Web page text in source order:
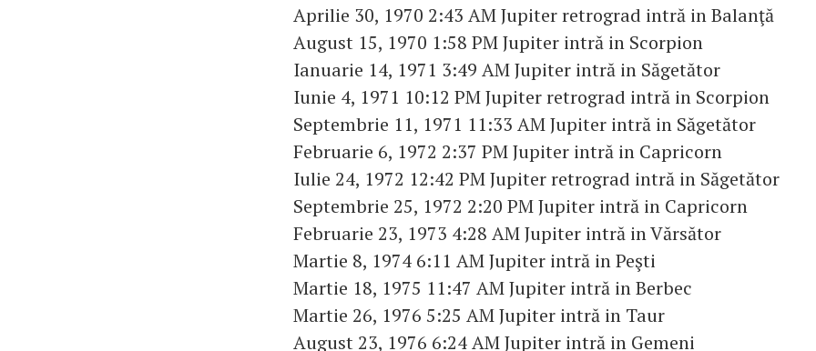
Aprilie 30, 1970 2:43 AM Jupiter retrograd intră in Balanţă
August 15, 1970 1:58 PM Jupiter intră in Scorpion
Ianuarie 14, 1971 3:49 AM Jupiter intră in Săgetător
Iunie 4, 1971 10:12 PM Jupiter retrograd intră in Scorpion
Septembrie 11, 1971 11:33 AM Jupiter intră in Săgetător
Februarie 6, 1972 2:37 PM Jupiter intră in Capricorn
Iulie 24, 1972 12:42 PM Jupiter retrograd intră in Săgetător
Septembrie 25, 1972 2:20 PM Jupiter intră in Capricorn
Februarie 23, 1973 4:28 AM Jupiter intră in Vărsător
Martie 8, 1974 6:11 AM Jupiter intră in Peşti
Martie 18, 1975 11:47 AM Jupiter intră in Berbec
Martie 26, 1976 5:25 AM Jupiter intră in Taur
August 23, 1976 6:24 AM Jupiter intră in Gemeni